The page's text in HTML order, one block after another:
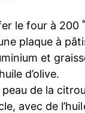
le four à 200
plaque à
et
d’olive.
de la
avec de